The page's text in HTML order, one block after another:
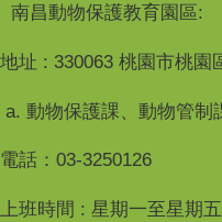
南昌動物保護教育園區:
地址 : 330063 桃園市桃
a. 動物保護課、動物管制
電話：03-3250126
上班時間 : 星期一至星期